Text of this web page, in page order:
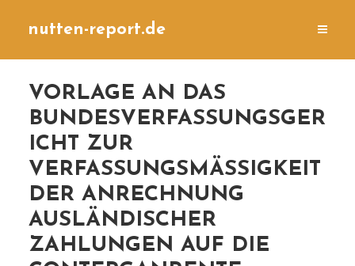
nutten-report.de
VORLAGE AN DAS
BUNDESVERFASSUNGSGER
ICHT ZUR
VERFASSUNGSMÄSSIGKEIT D
ER ANRECHNUNG A
USLÄNDISCHER Z
AHLUNGEN AUF DIE C